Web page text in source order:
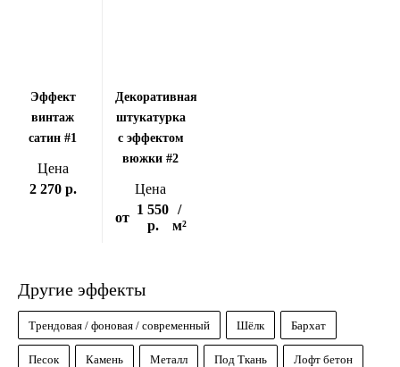
Эффект
винтаж
сатин #1
Цена
2 270 р.
Декоративная
штукатурка
с эффектом
вюжки #2
Цена
от
1 550
р.
/
м²
Другие эффекты
Трендовая / фоновая / современный Шёлк Бархат
Песок Камень Металл Под Ткань Лофт бетон